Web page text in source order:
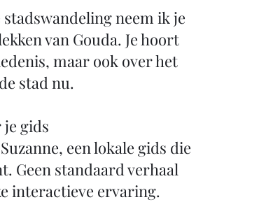
neem ik je
van Gouda. Je hoort
maar ook over het
stad nu.
je gids
een lokale gids die
Geen standaard verhaal
interactieve ervaring.